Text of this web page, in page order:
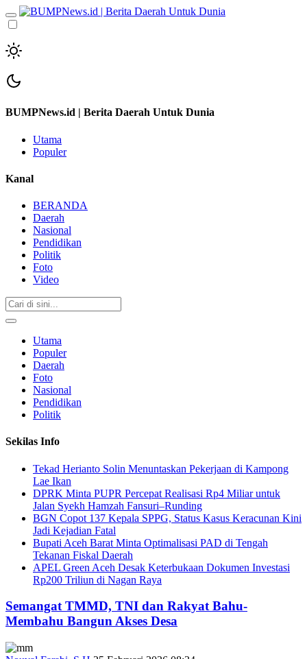
BUMPNews.id | Berita Daerah Untuk Dunia
Utama
Populer
Kanal
BERANDA
Daerah
Nasional
Pendidikan
Politik
Foto
Video
Utama
Populer
Daerah
Foto
Nasional
Pendidikan
Politik
Sekilas Info
Tekad Herianto Solin Menuntaskan Pekerjaan di Kampong
Lae Ikan
DPRK Minta PUPR Percepat Realisasi Rp4 Miliar untuk
Jalan Syekh Hamzah Fansuri–Runding
BGN Copot 137 Kepala SPPG, Status Kasus Keracunan Kini
Jadi Kejadian Fatal
Bupati Aceh Barat Minta Optimalisasi PAD di Tengah
Tekanan Fiskal Daerah
APEL Green Aceh Desak Keterbukaan Dokumen Investasi
Rp200 Triliun di Nagan Raya
Semangat TMMD, TNI dan Rakyat Bahu-
Membahu Bangun Akses Desa